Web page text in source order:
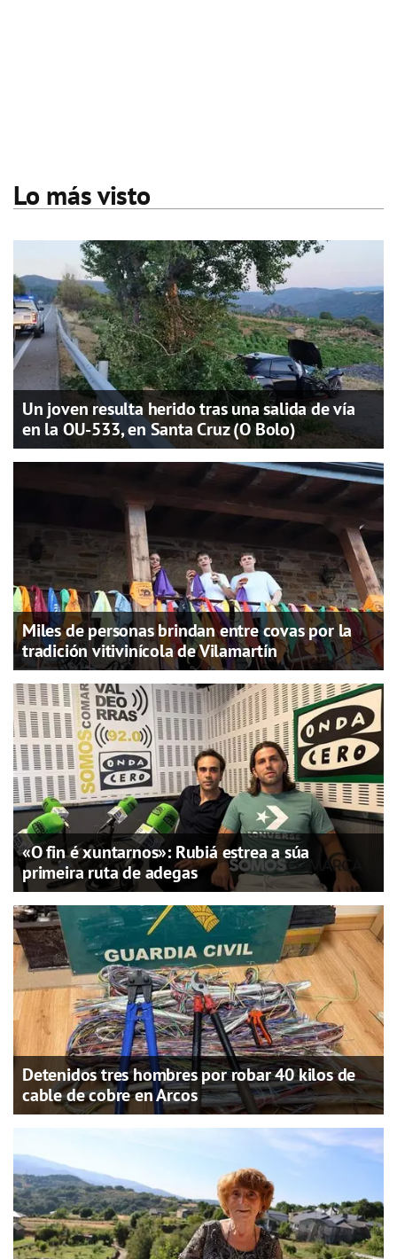
Lo más visto
Un joven resulta herido tras una salida de vía
en la OU-533, en Santa Cruz (O Bolo)
Miles de personas brindan entre covas por la
tradición vitivinícola de Vilamartín
«O fin é xuntarnos»: Rubiá estrea a súa
primeira ruta de adegas
Detenidos tres hombres por robar 40 kilos de
cable de cobre en Arcos